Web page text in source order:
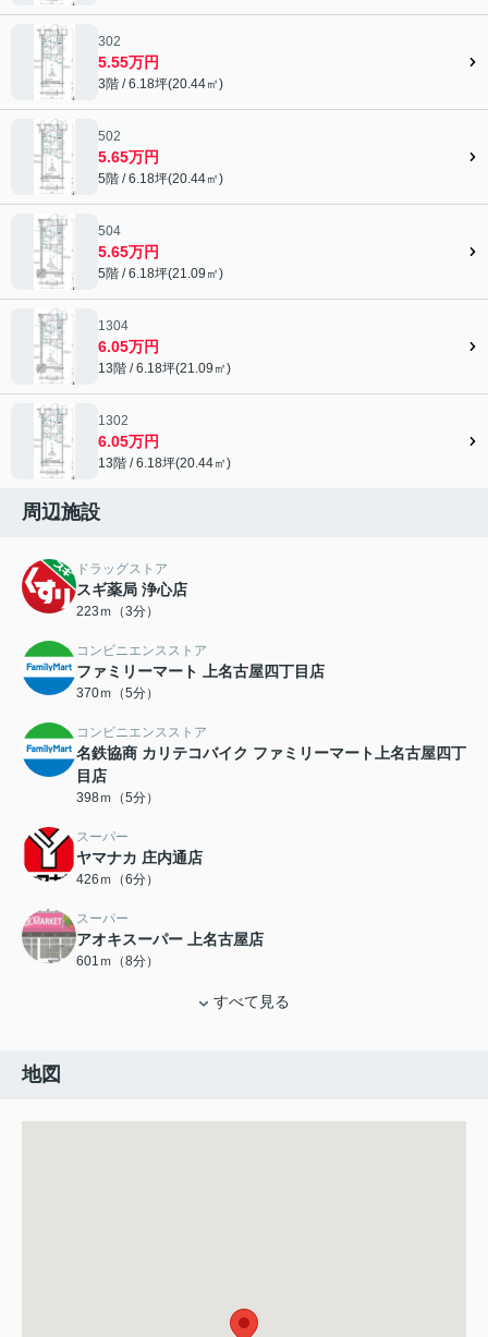
302
5.55万円
3階 / 6.18坪(20.44㎡)
502
5.65万円
5階 / 6.18坪(20.44㎡)
504
5.65万円
5階 / 6.18坪(21.09㎡)
1304
6.05万円
13階 / 6.18坪(21.09㎡)
1302
6.05万円
13階 / 6.18坪(20.44㎡)
周辺施設
ドラッグストア
スギ薬局 浄心店
223ｍ（3分）
コンビニエンスストア
ファミリーマート 上名古屋四丁目店
370ｍ（5分）
コンビニエンスストア
名鉄協商 カリテコバイク ファミリーマート上名古屋四丁
目店
398ｍ（5分）
スーパー
ヤマナカ 庄内通店
426ｍ（6分）
スーパー
アオキスーパー 上名古屋店
601ｍ（8分）
すべて見る
地図